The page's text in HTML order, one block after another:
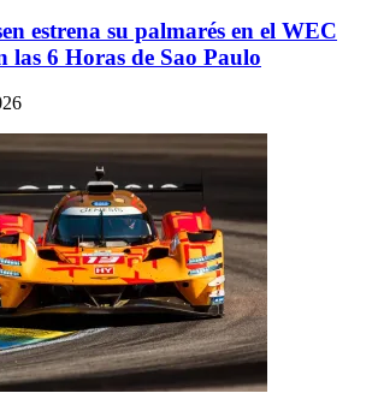
estrena su palmarés en el WEC
las 6 Horas de Sao Paulo